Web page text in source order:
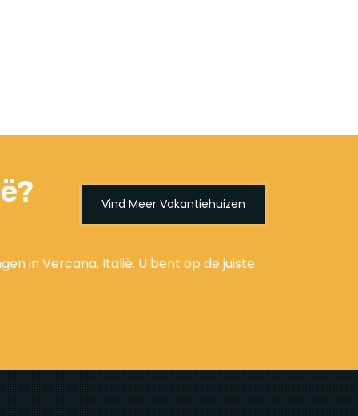
Vind Meer Vakantiehuizen
in Vercana, Italië. U bent op de juiste